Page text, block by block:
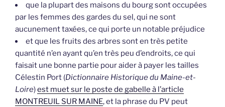
que la plupart des maisons du bourg sont occupées
par les femmes des gardes du sel, qui ne sont
aucunement taxées, ce qui porte un notable préjudice
et que les fruits des arbres sont en très petite
quantité n’en ayant qu’en très peu d’endroits, ce qui
faisait une bonne partie pour aider à payer les tailles
Célestin Port (Dictionnaire Historique du Maine-et-
Loire)est muet sur le poste de gabelle à l’article
MONTREUIL SUR MAINE, et la phrase du PV peut